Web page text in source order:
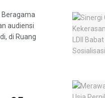
Beragama
audiensi
di Ruang